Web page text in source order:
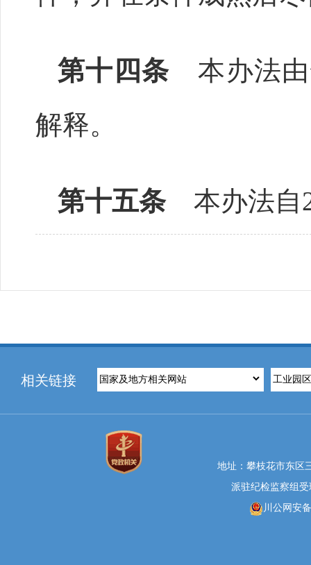
第十四条 本办法由
解释。
第十五条 本办法自
相关链接
地址：攀枝花市东区
派驻纪检监察组受
川公网安